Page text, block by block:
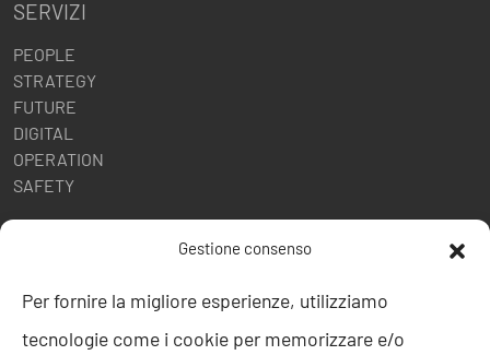
Gestione consenso
Per fornire la migliore esperienze, utilizziamo
tecnologie come i cookie per memorizzare e/o
SERVIZI
PEOPLE
STRATEGY
FUTURE
DIGITAL
OPERATION
SAFETY
POLITICHE AZIENDALI
ISO 9001
ISO 27001